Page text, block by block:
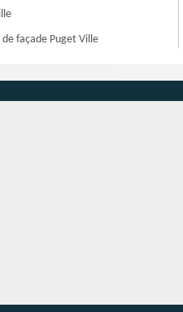
façade Puget Ville